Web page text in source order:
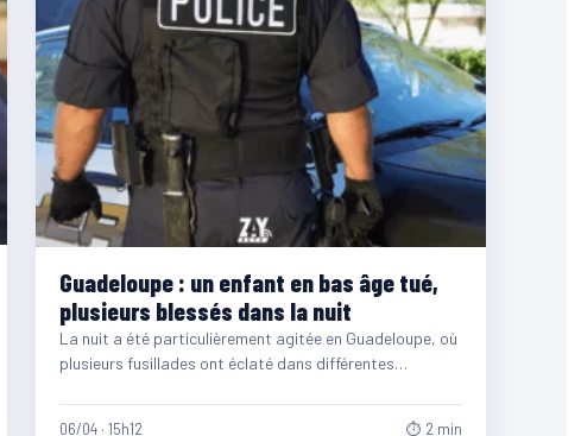
Guadeloupe : un enfant en bas âge tué,
plusieurs blessés dans la nuit
La nuit a été particulièrement agitée en Guadeloupe, où
plusieurs fusillades ont éclaté dans différentes
06/04 · 15h12 ⏱ 2 min